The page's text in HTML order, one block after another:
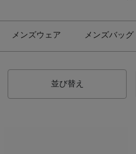
メンズウェア メンズバッグ
並び替え